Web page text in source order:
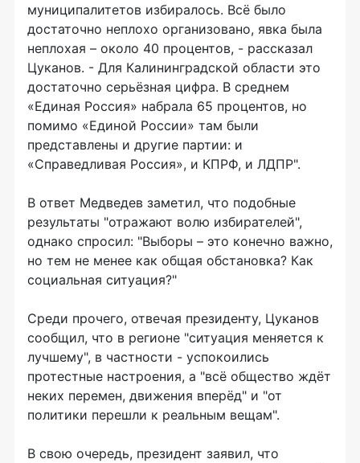
муниципалитетов избиралось. Всё было
достаточно неплохо организовано, явка была
неплохая – около 40 процентов, - рассказал
Цуканов. - Для Калининградской области это
достаточно серьёзная цифра. В среднем
«Единая Россия» набрала 65 процентов, но
помимо «Единой России» там были
представлены и другие партии: и
«Справедливая Россия», и КПРФ, и ЛДПР".
В ответ Медведев заметил, что подобные
результаты "отражают волю избирателей",
однако спросил: "Выборы – это конечно важно,
но тем не менее как общая обстановка? Как
социальная ситуация?"
Среди прочего, отвечая президенту, Цуканов
сообщил, что в регионе "ситуация меняется к
лучшему", в частности - успокоились
протестные настроения, а "всё общество ждёт
неких перемен, движения вперёд" и "от
политики перешли к реальным вещам".
В свою очередь, президент заявил, что